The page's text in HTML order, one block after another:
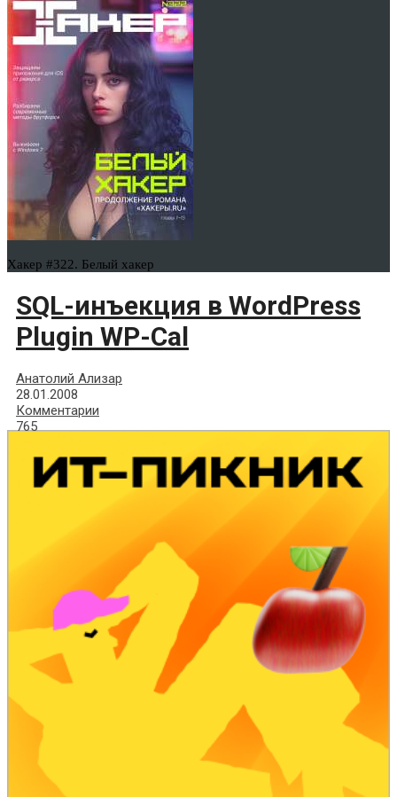
Хакер #322. Белый хакер
SQL-инъекция в WordPress
Plugin WP-Cal
Анатолий Ализар
28.01.2008
Комментарии
765